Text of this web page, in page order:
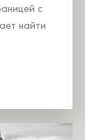
с
найти